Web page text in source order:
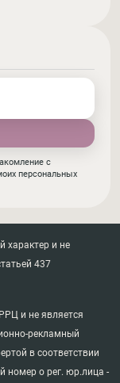
с
персональных
характер и не
437
и не является
рекламный
в соответствии
номер о рег. юр.лица -